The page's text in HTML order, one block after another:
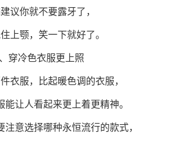
议你就不要露牙了，
上颚，笑一下就好了。
穿冷色衣服更上照
衣服，比起暖色调的衣服，
能让人看起来更上着更精神。
注意选择哪种永恒流行的款式，